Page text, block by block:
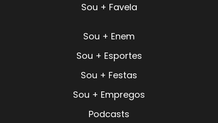
Sou + Favela
Sou + Enem
Sou + Esportes
Sou + Festas
Sou + Empregos
Podcasts